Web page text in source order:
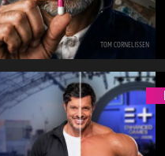
TOM CORNELISSEN